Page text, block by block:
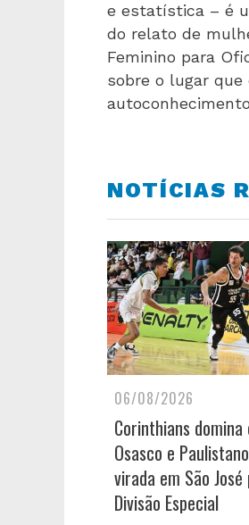
e estatística – é
do relato de
Feminino para
sobre o lugar
NOTÍCIAS
06/08/2026
Corinthians domina
Osasco e
virada em São José
Divisão Especial